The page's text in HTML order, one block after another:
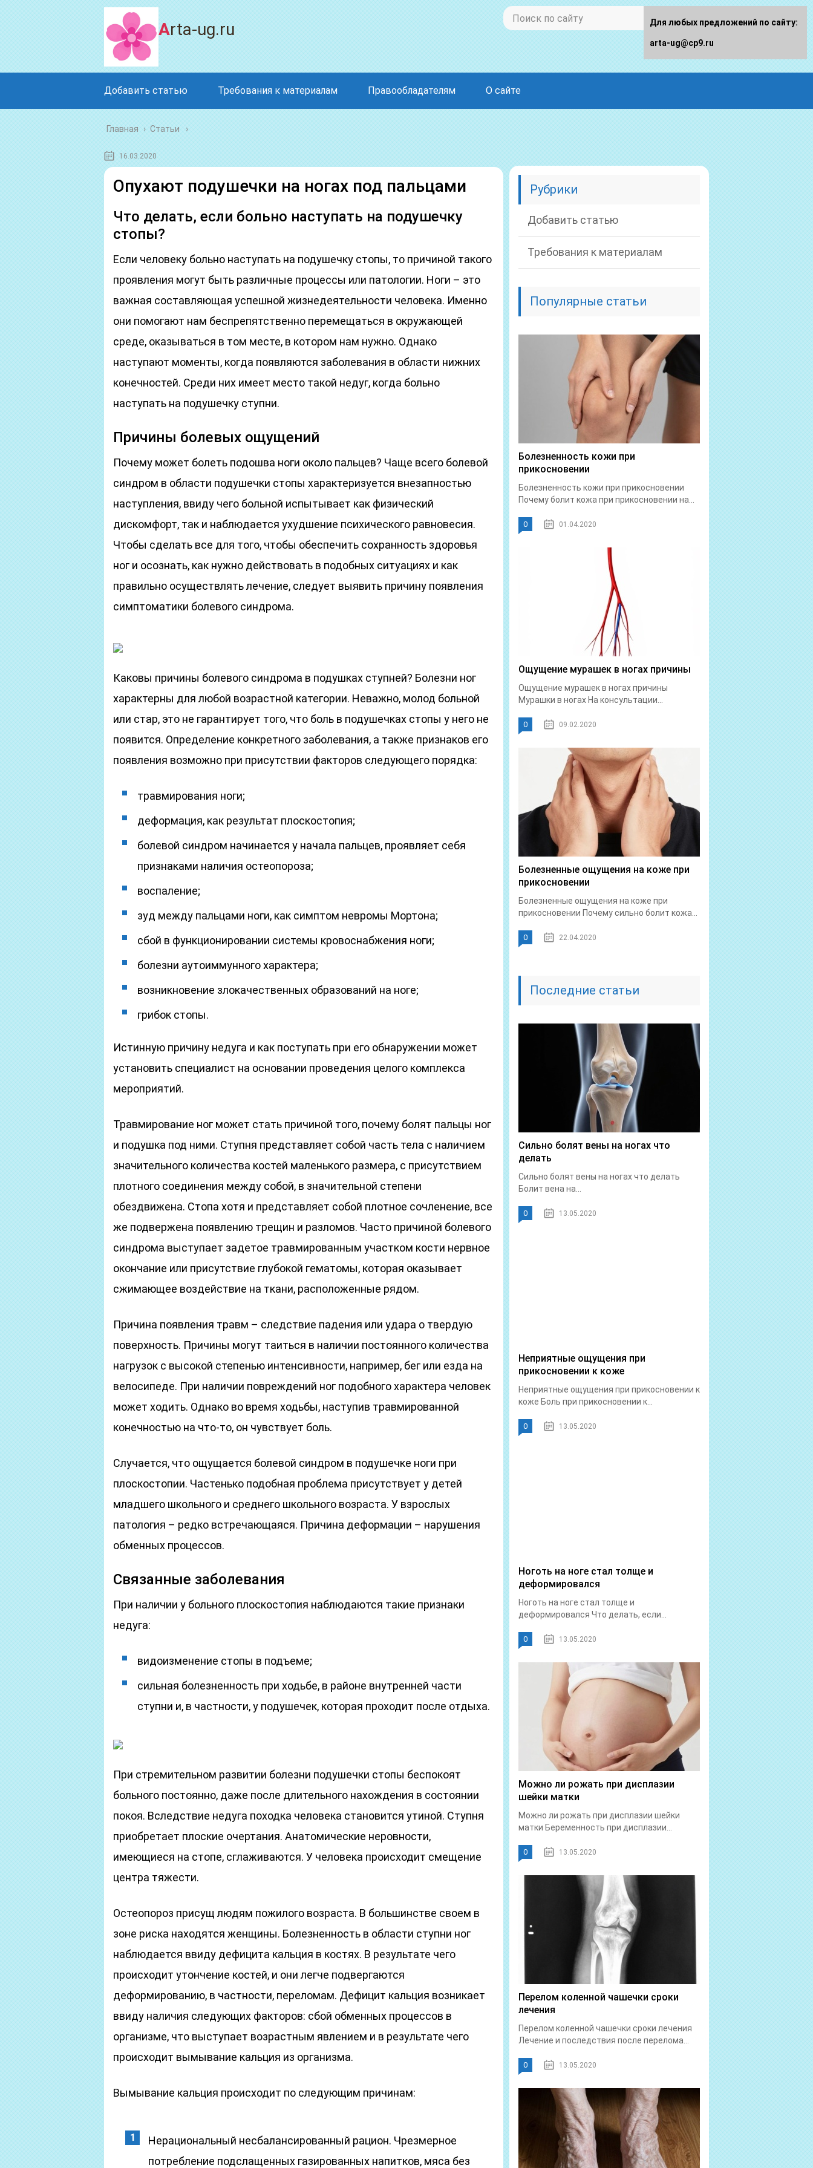
Arta-ug.ru
Добавить статью Требования к материалам Правообладателям О сайте
Главная › Статьи
16.03.2020
Опухают подушечки на ногах под пальцами
Что делать, если больно наступать на подушечку
стопы?
Если человеку больно наступать на подушечку стопы, то причиной такого
проявления могут быть различные процессы или патологии. Ноги – это
важная составляющая успешной жизнедеятельности человека. Именно
они помогают нам беспрепятственно перемещаться в окружающей
среде, оказываться в том месте, в котором нам нужно. Однако
наступают моменты, когда появляются заболевания в области нижних
конечностей. Среди них имеет место такой недуг, когда больно
наступать на подушечку ступни.
Причины болевых ощущений
Почему может болеть подошва ноги около пальцев? Чаще всего болевой
синдром в области подушечки стопы характеризуется внезапностью
наступления, ввиду чего больной испытывает как физический
дискомфорт, так и наблюдается ухудшение психического равновесия.
Чтобы сделать все для того, чтобы обеспечить сохранность здоровья
ног и осознать, как нужно действовать в подобных ситуациях и как
правильно осуществлять лечение, следует выявить причину появления
симптоматики болевого синдрома.
Каковы причины болевого синдрома в подушках ступней? Болезни ног
характерны для любой возрастной категории. Неважно, молод больной
или стар, это не гарантирует того, что боль в подушечках стопы у него не
появится. Определение конкретного заболевания, а также признаков его
появления возможно при присутствии факторов следующего порядка:
травмирования ноги;
деформация, как результат плоскостопия;
болевой синдром начинается у начала пальцев, проявляет себя
признаками наличия остеопороза;
воспаление;
зуд между пальцами ноги, как симптом невромы Мортона;
сбой в функционировании системы кровоснабжения ноги;
болезни аутоиммунного характера;
возникновение злокачественных образований на ноге;
грибок стопы.
Истинную причину недуга и как поступать при его обнаружении может
установить специалист на основании проведения целого комплекса
мероприятий.
Травмирование ног может стать причиной того, почему болят пальцы ног
и подушка под ними. Ступня представляет собой часть тела с наличием
значительного количества костей маленького размера, с присутствием
плотного соединения между собой, в значительной степени
обездвижена. Стопа хотя и представляет собой плотное сочленение, все
же подвержена появлению трещин и разломов. Часто причиной болевого
синдрома выступает задетое травмированным участком кости нервное
окончание или присутствие глубокой гематомы, которая оказывает
сжимающее воздействие на ткани, расположенные рядом.
Причина появления травм – следствие падения или удара о твердую
поверхность. Причины могут таиться в наличии постоянного количества
нагрузок с высокой степенью интенсивности, например, бег или езда на
велосипеде. При наличии повреждений ног подобного характера человек
может ходить. Однако во время ходьбы, наступив травмированной
конечностью на что-то, он чувствует боль.
Случается, что ощущается болевой синдром в подушечке ноги при
плоскостопии. Частенько подобная проблема присутствует у детей
младшего школьного и среднего школьного возраста. У взрослых
патология – редко встречающаяся. Причина деформации – нарушения
обменных процессов.
Связанные заболевания
При наличии у больного плоскостопия наблюдаются такие признаки
недуга:
видоизменение стопы в подъеме;
сильная болезненность при ходьбе, в районе внутренней части
ступни и, в частности, у подушечек, которая проходит после отдыха.
При стремительном развитии болезни подушечки стопы беспокоят
больного постоянно, даже после длительного нахождения в состоянии
покоя. Вследствие недуга походка человека становится утиной. Ступня
приобретает плоские очертания. Анатомические неровности,
имеющиеся на стопе, сглаживаются. У человека происходит смещение
центра тяжести.
Остеопороз присущ людям пожилого возраста. В большинстве своем в
зоне риска находятся женщины. Болезненность в области ступни ног
наблюдается ввиду дефицита кальция в костях. В результате чего
происходит утончение костей, и они легче подвергаются
деформированию, в частности, переломам. Дефицит кальция возникает
ввиду наличия следующих факторов: сбой обменных процессов в
организме, что выступает возрастным явлением и в результате чего
происходит вымывание кальция из организма.
Вымывание кальция происходит по следующим причинам:
Нерациональный несбалансированный рацион. Чрезмерное
потребление подслащенных газированных напитков, мяса без
Рубрики
Добавить статью
Требования к материалам
Популярные статьи
Болезненность кожи при
прикосновении
Болезненность кожи при прикосновении
Почему болит кожа при прикосновении на...
0 01.04.2020
Ощущение мурашек в ногах причины
Ощущение мурашек в ногах причины
Мурашки в ногах На консультации...
0 09.02.2020
Болезненные ощущения на коже при
прикосновении
Болезненные ощущения на коже при
прикосновении Почему сильно болит кожа...
0 22.04.2020
Последние статьи
Сильно болят вены на ногах что
делать
Сильно болят вены на ногах что делать
Болит вена на...
0 13.05.2020
Неприятные ощущения при
прикосновении к коже
Неприятные ощущения при прикосновении к
коже Боль при прикосновении к...
0 13.05.2020
Ноготь на ноге стал толще и
деформировался
Ноготь на ноге стал толще и
деформировался Что делать, если...
0 13.05.2020
Можно ли рожать при дисплазии
шейки матки
Можно ли рожать при дисплазии шейки
матки Беременность при дисплазии...
0 13.05.2020
Перелом коленной чашечки сроки
лечения
Перелом коленной чашечки сроки лечения
Лечение и последствия после перелома...
0 13.05.2020
Для любых предложений по сайту:
arta-ug@cp9.ru